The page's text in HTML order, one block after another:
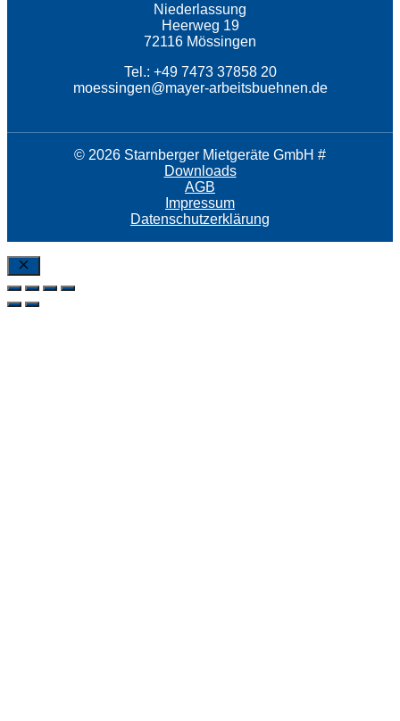
Niederlassung
Heerweg 19
72116 Mössingen
Tel.: +49 7473 37858 20
moessingen@mayer-arbeitsbuehnen.de
© 2026 Starnberger Mietgeräte GmbH #
Downloads
AGB
Impressum
Datenschutzerklärung
SchlieÃŸen